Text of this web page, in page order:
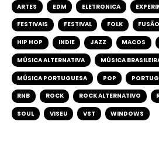
ARTES EDM ELETRONICA
FESTIVAIS FESTIVAL FOLK FUSÃO
HIP HOP INDIE JAZZ MACOS
MÚSICA ALTERNATIVA MÚSICA
MÚSICA PORTUGUESA POP
RNB ROCK ROCK ALTERNATIVO
SOUL VISEU VST WINDOWS